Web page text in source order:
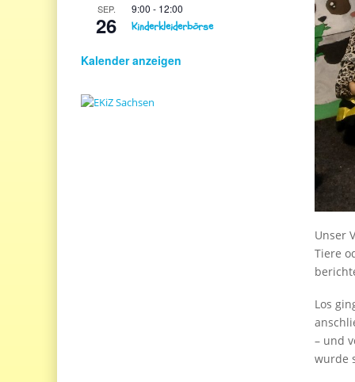
Unser
Tiere
Los
– und
wurde
SEP.
26
9:00 - 12:00
Kinderkleiderbörse
Kalender anzeigen